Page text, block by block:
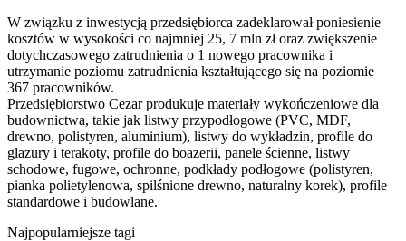
W związku z inwestycją przedsiębiorca zadeklarował poniesienie
kosztów w wysokości co najmniej 25, 7 mln zł oraz zwiększenie
dotychczasowego zatrudnienia o 1 nowego pracownika i
utrzymanie poziomu zatrudnienia kształtującego się na poziomie
367 pracowników.
Przedsiębiorstwo Cezar produkuje materiały wykończeniowe dla
budownictwa, takie jak listwy przypodłogowe (PVC, MDF,
drewno, polistyren, aluminium), listwy do wykładzin, profile do
glazury i terakoty, profile do boazerii, panele ścienne, listwy
schodowe, fugowe, ochronne, podkłady podłogowe (polistyren,
pianka polietylenowa, spilśnione drewno, naturalny korek), profile
standardowe i budowlane.
Najpopularniejsze tagi